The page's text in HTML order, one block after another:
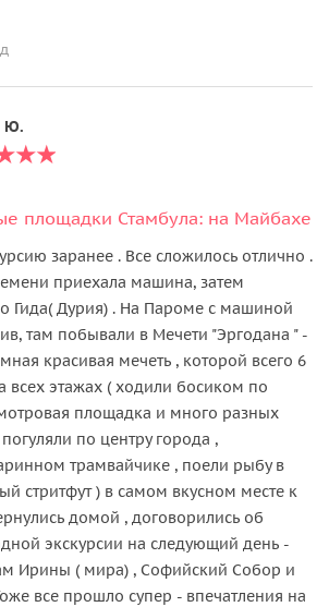
Ю.
площадки Стамбула: на Майбахе
заранее . Все сложилось отлично .
приехала машина, затем
Гида( Дурия) . На Пароме с машиной
там побывали в Мечети "Эргодана " -
красивая мечеть , которой всего 6
всех этажах ( ходили босиком по
площадка и много разных
по центру города ,
трамвайчике , поели рыбу в
стритфут ) в самом вкусном месте к
домой , договорились об
экскурсии на следующий день -
Ирины ( мира) , Софийский Собор и
все прошло супер - впечатления на